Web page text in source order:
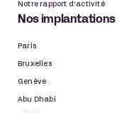
Notre rapport d’activité
Nos implantations
Paris
Bruxelles
Genève
Abu Dhabi